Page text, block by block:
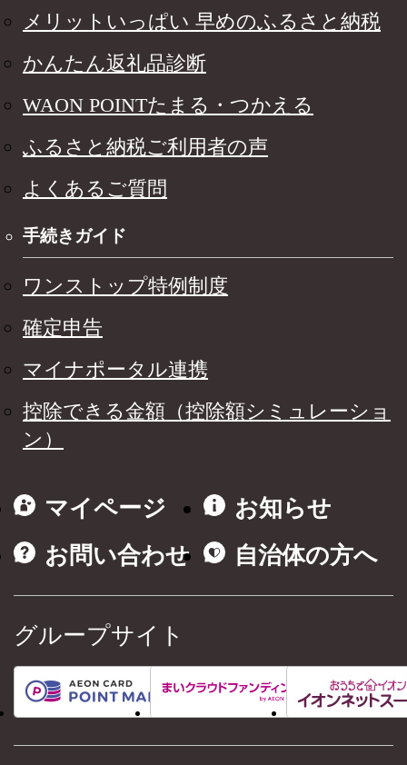
メリットいっぱい 早めのふるさと納税
かんたん返礼品診断
WAON POINTたまる・つかえる
ふるさと納税ご利用者の声
よくあるご質問
手続きガイド
ワンストップ特例制度
確定申告
マイナポータル連携
控除できる金額（控除額シミュレーショ
ン）
マイページ
お知らせ
お問い合わせ
自治体の方へ
グループサイト